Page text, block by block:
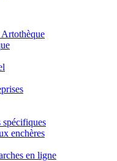
spécifiques
enchères
en ligne